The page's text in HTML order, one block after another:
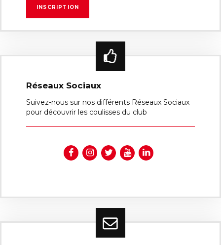
Réseaux Sociaux
Suivez-nous sur nos différents Réseaux Sociaux
pour découvrir les coulisses du club